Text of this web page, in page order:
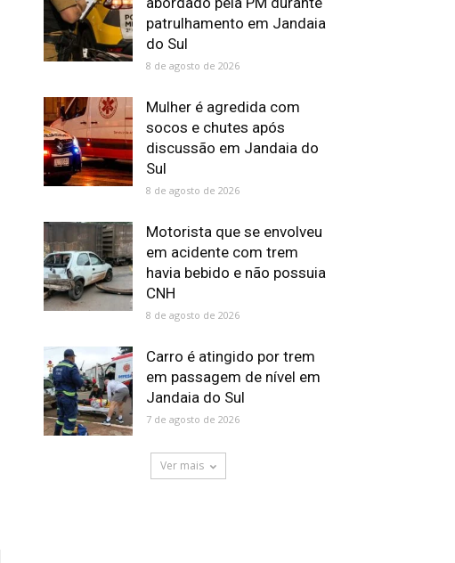
patrulhamento em Jandaia
do Sul
8 de agosto de 2026
Mulher é agredida com
socos e chutes após
discussão em Jandaia do
Sul
8 de agosto de 2026
Motorista que se envolveu
em acidente com trem
havia bebido e não possuia
CNH
8 de agosto de 2026
Carro é atingido por trem
em passagem de nível em
Jandaia do Sul
7 de agosto de 2026
Ver mais